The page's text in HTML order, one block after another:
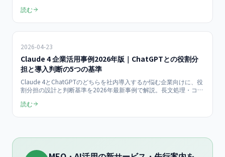
——という得意分野の差です。業務別の最適モデルを比較表で整理
読む
2026-04-23
Claude 4 企業活用事例2026年版｜ChatGPTとの役割分
担と導入判断の5つの基準
Claude 4とChatGPTのどちらを社内導入するか悩む企業向けに、役
割分担の設計と判断基準を2026年最新事例で解説。長文処理・コー
運用のコスト設計をまとめます。
読む